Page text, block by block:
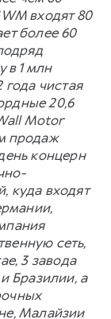
входят 80
более 60
в 1 млн
чистая
20,6
Motor
продаж
концерн
куда входят
сеть,
3 завода
Бразилии, а
Малайзии